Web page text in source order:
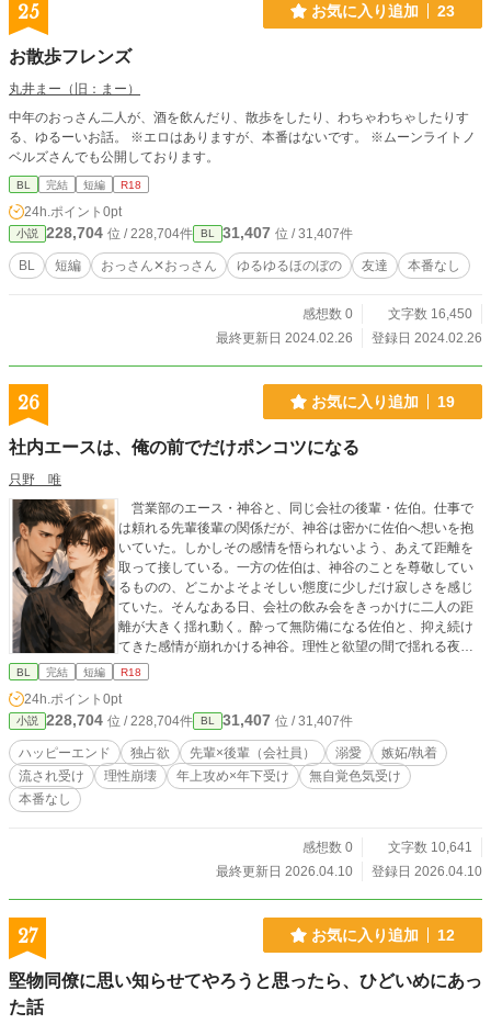
25 お気に入り追加 23
お散歩フレンズ
丸井まー（旧：まー）
中年のおっさん二人が、酒を飲んだり、散歩をしたり、わちゃわちゃしたりす
る、ゆるーいお話。 ※エロはありますが、本番はないです。 ※ムーンライトノ
ベルズさんでも公開しております。
BL 完結 短編 R18
24h.ポイント 0pt
小説 228,704 位 / 228,704件 BL 31,407 位 / 31,407件
BL 短編 おっさん✕おっさん ゆるゆるほのぼの 友達 本番なし
感想数 0
文字数 16,450
最終更新日 2024.02.26
登録日 2024.02.26
26 お気に入り追加 19
社内エースは、俺の前でだけポンコツになる
只野 唯
営業部のエース・神谷と、同じ会社の後輩・佐伯。仕事で
は頼れる先輩後輩の関係だが、神谷は密かに佐伯へ想いを抱
いていた。しかしその感情を悟られないよう、あえて距離を
取って接している。一方の佐伯は、神谷のことを尊敬してい
るものの、どこかよそよそしい態度に少しだけ寂しさを感じ
ていた。そんなある日、会社の飲み会をきっかけに二人の距
離が大きく揺れ動く。酔って無防備になる佐伯と、抑え続け
てきた感情が崩れかける神谷。理性と欲望の間で揺れる夜を
境に、「先輩後輩だった関係」が少しずつ変わり始めていく
BL 完結 短編 R18
24h.ポイント 0pt
小説 228,704 位 / 228,704件 BL 31,407 位 / 31,407件
ハッピーエンド 独占欲 先輩×後輩（会社員） 溺愛
嫉妬/執着
流され受け
理性崩壊 年上攻め×年下受け
無自覚色気受け
本番なし
感想数 0
文字数 10,641
最終更新日 2026.04.10
登録日 2026.04.10
27 お気に入り追加 12
堅物同僚に思い知らせてやろうと思ったら、ひどいめにあっ
た話